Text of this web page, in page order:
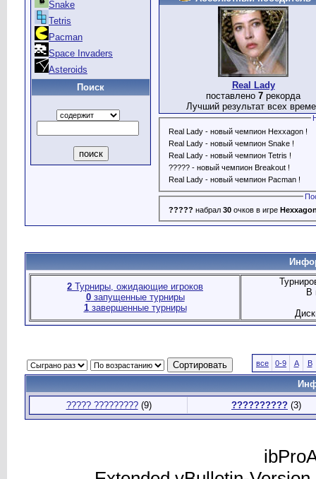
Snake
Tetris
Pacman
Space Invaders
Asteroids
Поиск
Real Lady
поставлено 7 рекорда
Лучший результат всех
Real Lady - новый чемпион Hexxagon !
Real Lady - новый чемпион Snake !
Real Lady - новый чемпион Tetris !
????? - новый чемпион Breakout !
Real Lady - новый чемпион Pacman !
????? набрал 30очков в игре
2 Турниры, ожидающие игроков
0запущенные турниры
1завершенные турниры
В
все 0-9 A B
????? ?????????(9) ?????????? (3)